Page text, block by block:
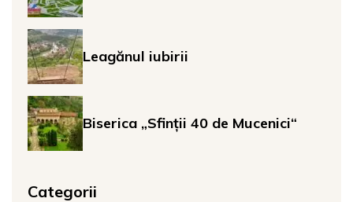
Leagănul iubirii
Biserica „Sfinții 40 de Mucenici“
Categorii